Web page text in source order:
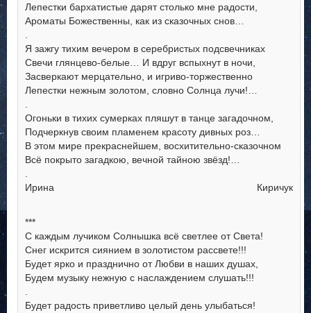
Лепестки бархатистые дарят столько мне радости,
Ароматы Божественны, как из сказочных снов…
.
Я зажгу тихим вечером в серебристых подсвечниках
Свечи глянцево-белые… И вдруг вспыхнут в ночи,
Засверкают мерцательно, и игриво-торжественно
Лепестки нежным золотом, словно Солнца лучи!…
.
Огоньки в тихих сумерках пляшут в танце загадочном,
Подчеркнув своим пламенем красоту дивных роз…
В этом мире прекраснейшем, восхитительно-сказочном
Всё покрыто загадкою, вечной тайною звёзд!…
.
Ирина Киричук
***
С каждым лучиком Солнышка всё светлее от Света!
Снег искрится сиянием в золотистом рассвете!!!
Будет ярко и празднично от Любви в наших душах,
Будем музыку нежную с наслаждением слушать!!!
Будет радость приветливо целый день улыбаться!